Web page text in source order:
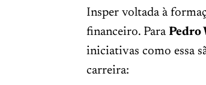
Insper voltada à
financeiro. Para Pedro
iniciativas como essa
carreira: